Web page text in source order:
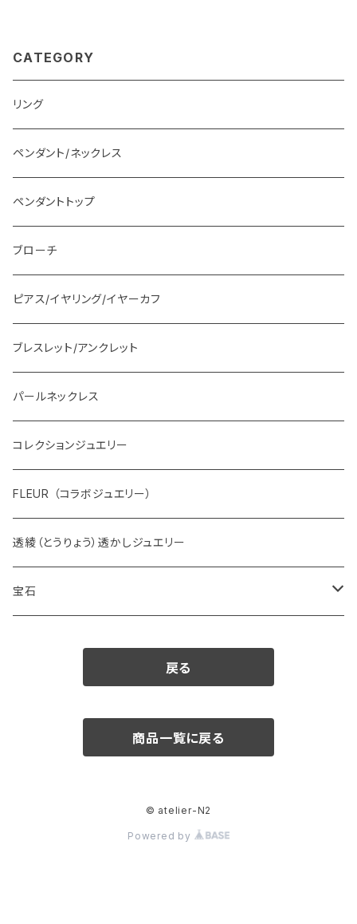
CATEGORY
リング
ペンダント/ネックレス
ペンダントトップ
ブローチ
ピアス/イヤリング/イヤーカフ
ブレスレット/アンクレット
パールネックレス
コレクションジュエリー
FLEUR （コラボジュエリー）
透綾（とうりょう）透かしジュエリー
宝石
カラーストーン
戻る
商品一覧に戻る
© atelier-N2
Powered by